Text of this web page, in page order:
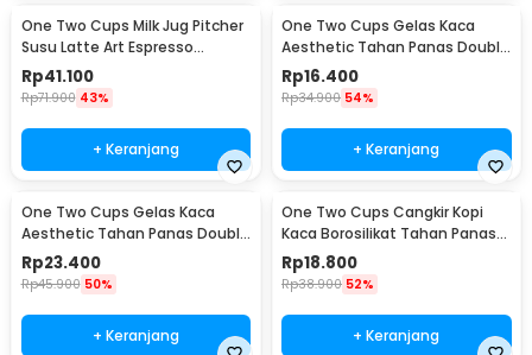
One Two Cups Milk Jug Pitcher
Susu Latte Art Espresso
Stainless Steel 350ml - 10084
Rp41.100
Rp71.900 43%
+ Keranjang
One Two Cups Gelas Kaca
Aesthetic Tahan Panas Double
Wall Glass 250ml - PLY1704
Rp16.400
Rp34.900 54%
+ Keranjang
One Two Cups Gelas Kaca
Aesthetic Tahan Panas Double
Wall Glass 433ml - PLY1704
Rp23.400
Rp45.900 50%
+ Keranjang
One Two Cups Cangkir Kopi
Kaca Borosilikat Tahan Panas
Double Wall Cup 160ml
Rp18.800
Rp38.900 52%
+ Keranjang